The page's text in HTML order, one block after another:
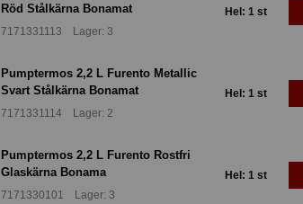
Röd Stålkärna Bonamat
7171331113 Lager: 3
Hel: 1 st
Pumptermos 2,2 L Furento Metallic
Svart Stålkärna Bonamat
7171331114 Lager: 2
Hel: 1 st
Pumptermos 2,2 L Furento Rostfri
Glaskärna Bonama
7171330101 Lager: 3
Hel: 1 st